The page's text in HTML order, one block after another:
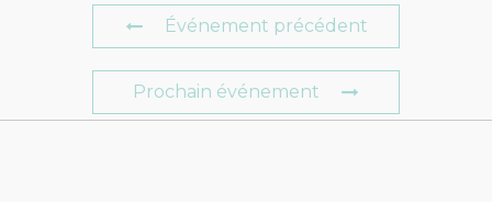
Événement précédent
Prochain événement